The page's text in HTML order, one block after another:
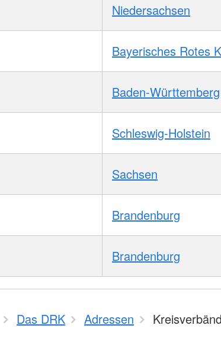
Niedersachsen
Bayerisches Rotes
Baden-Württemberg
Schleswig-Holstein
Sachsen
Brandenburg
Brandenburg
Das DRK Adressen